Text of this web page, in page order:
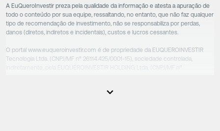
A EuQueroInvestir preza pela qualidade da informação e atesta a apuração de
todo o conteúdo por sua equipe, ressaltando, no entanto, que não faz qualquer
tipo de recomendação de investimento, não se responsabiliza por perdas,
danos (diretos, indiretos e incidentais), custos e lucros cessantes.
O portal www.euqueroinvestir.com é de propriedade da EUQUEROINVESTIR
Tecnologia Ltda. (CNPJ/MF nº 26.114.425/0001-15), sociedade controlada,
responsáveis tecnicamente são totalmente independentes, sendo que estes